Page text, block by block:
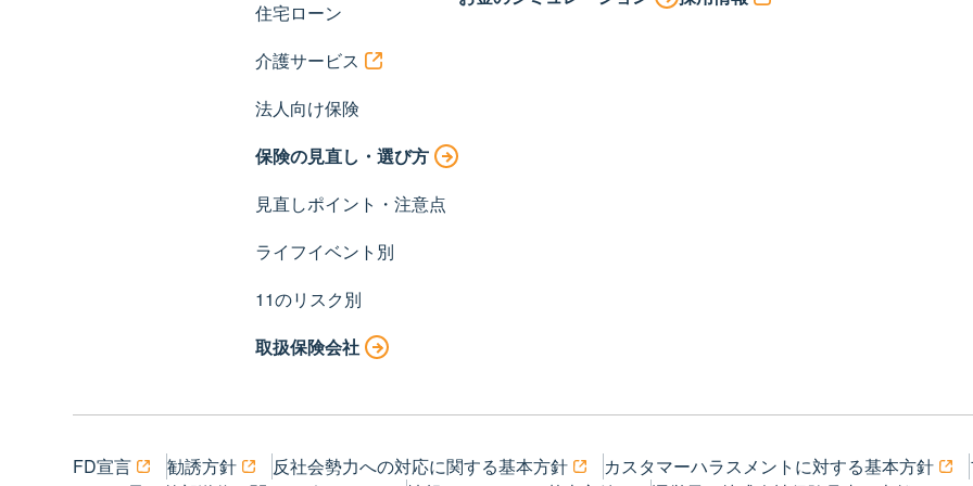
住宅ローン
介護サービス
法人向け保険
保険の見直し・選び方
見直しポイント・注意点
ライフイベント別
11のリスク別
取扱保険会社
FD宣言 勧誘方針 反社会勢力への対応に関する基本方針 カスタマーハラスメントに対する基本方針